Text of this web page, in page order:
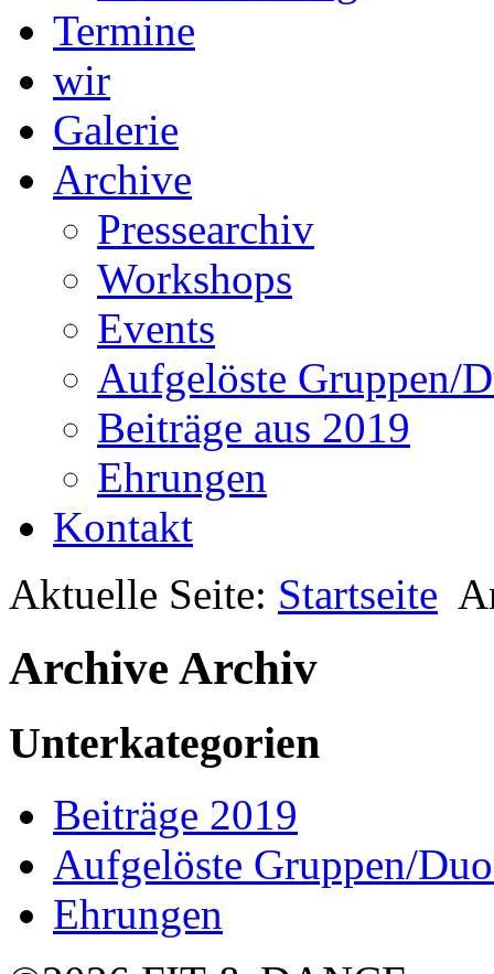
Termine
wir
Galerie
Archive
Pressearchiv
Workshops
Events
Aufgelöste Gruppen/
Beiträge aus 2019
Ehrungen
Kontakt
Aktuelle Seite: Startseite
Archive Archiv
Unterkategorien
Beiträge 2019
Aufgelöste Gruppen/
Ehrungen